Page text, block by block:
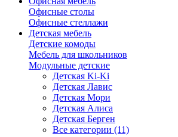
Офисные столы
Офисные стеллажи
Детская мебель
Детские комоды
Мебель для школьников
Модульные детские
Детская Ki-Ki
Детская Лавис
Детская Мори
Детская Алиса
Детская Берген
Все категории (11)